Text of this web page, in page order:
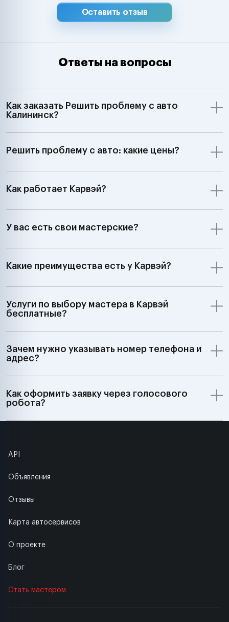
Оставить отзыв
Ответы на вопросы
Как заказать Решить проблему с авто
Калининск?
Решить проблему с авто: какие цены?
Как работает Карвэй?
У вас есть свои мастерские?
Какие преимущества есть у Карвэй?
Услуги по выбору мастера в Карвэй
бесплатные?
Зачем нужно указывать номер телефона и
адрес?
Как оформить заявку через голосового
робота?
API
Объявления
Отзывы
Карта автосервисов
О проекте
Блог
Стать мастером